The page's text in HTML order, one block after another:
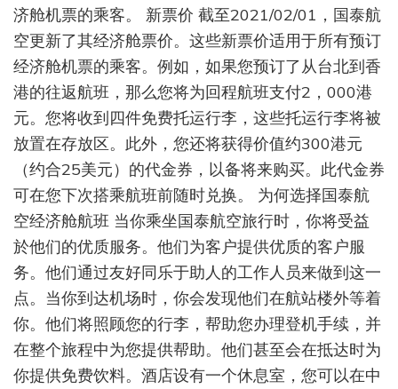
济舱机票的乘客。 新票价 截至2021/02/01，国泰航
空更新了其经济舱票价。这些新票价适用于所有预订
经济舱机票的乘客。例如，如果您预订了从台北到香
港的往返航班，那么您将为回程航班支付2，000港
元。您将收到四件免费托运行李，这些托运行李将被
放置在存放区。此外，您还将获得价值约300港元
（约合25美元）的代金券，以备将来购买。此代金券
可在您下次搭乘航班前随时兑换。 为何选择国泰航
空经济舱航班 当你乘坐国泰航空旅行时，你将受益
於他们的优质服务。他们为客户提供优质的客户服
务。他们通过友好同乐于助人的工作人员来做到这一
点。当你到达机场时，你会发现他们在航站楼外等着
你。他们将照顾您的行李，帮助您办理登机手续，并
在整个旅程中为您提供帮助。他们甚至会在抵达时为
你提供免费饮料。酒店设有一个休息室，您可以在中